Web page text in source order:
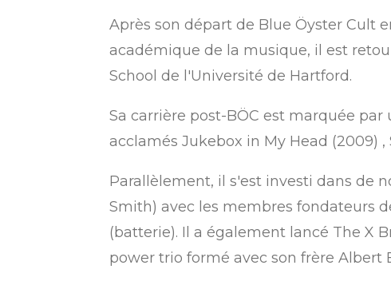
Après son départ de Blue Öyster Cult
académique de la musique, il est
School de l'Université de Hartford.
Sa carrière post-BÖC est marquée
acclamés Jukebox in My Head (2009) ,
Parallèlement, il s'est investi dans de
Smith) avec les membres fondateurs
(batterie). Il a également lancé The X
power trio formé avec son frère Albert